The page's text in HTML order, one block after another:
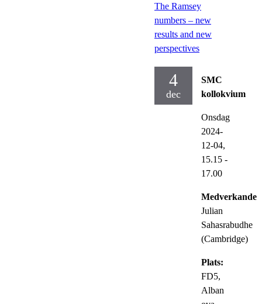
The Ramsey
numbers – new
results and new
perspectives
4
dec
SMC
kollokvium
Onsdag
2024-
12-04,
15.15 -
17.00
Medverkande:
Julian
Sahasrabudhe
(Cambridge)
Plats:
FD5,
Alban